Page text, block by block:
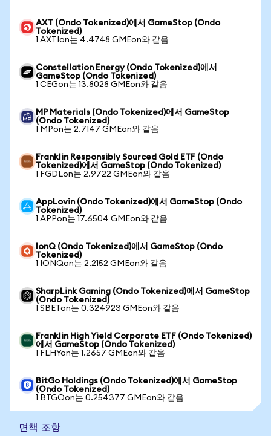
AXT (Ondo Tokenized)에서 GameStop (Ondo
Tokenized)
1 AXTIon는 4.4748 GMEon와 같음
Constellation Energy (Ondo Tokenized)에서
GameStop (Ondo Tokenized)
1 CEGon는 13.8028 GMEon와 같음
MP Materials (Ondo Tokenized)에서 GameStop
(Ondo Tokenized)
1 MPon는 2.7147 GMEon와 같음
Franklin Responsibly Sourced Gold ETF (Ondo
Tokenized)에서 GameStop (Ondo Tokenized)
1 FGDLon는 2.9722 GMEon와 같음
AppLovin (Ondo Tokenized)에서 GameStop (Ondo
Tokenized)
1 APPon는 17.6504 GMEon와 같음
IonQ (Ondo Tokenized)에서 GameStop (Ondo
Tokenized)
1 IONQon는 2.2152 GMEon와 같음
SharpLink Gaming (Ondo Tokenized)에서 GameStop
(Ondo Tokenized)
1 SBETon는 0.324923 GMEon와 같음
Franklin High Yield Corporate ETF (Ondo Tokenized)
에서 GameStop (Ondo Tokenized)
1 FLHYon는 1.2657 GMEon와 같음
BitGo Holdings (Ondo Tokenized)에서 GameStop
(Ondo Tokenized)
1 BTGOon는 0.254377 GMEon와 같음
면책 조항